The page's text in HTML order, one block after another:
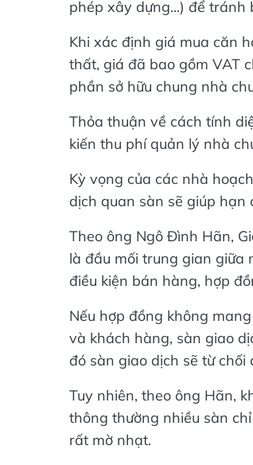
phép xây dựng...) để tránh
Khi xác định giá mua căn
thất, giá đã bao gồm VAT
phần sở hữu chung nhà
Thỏa thuận về cách tính
kiến thu phí quản lý nhà
Kỳ vọng của các nhà
dịch quan sàn sẽ giúp
Theo ông Ngô Đình Hãn,
là đầu mối trung gian giữa
điều kiện bán hàng, hợp
Nếu hợp đồng không
và khách hàng, sàn giao
đó sàn giao dịch sẽ từ chối
Tuy nhiên, theo ông Hãn,
thông thường nhiều sàn
rất mờ nhạt.